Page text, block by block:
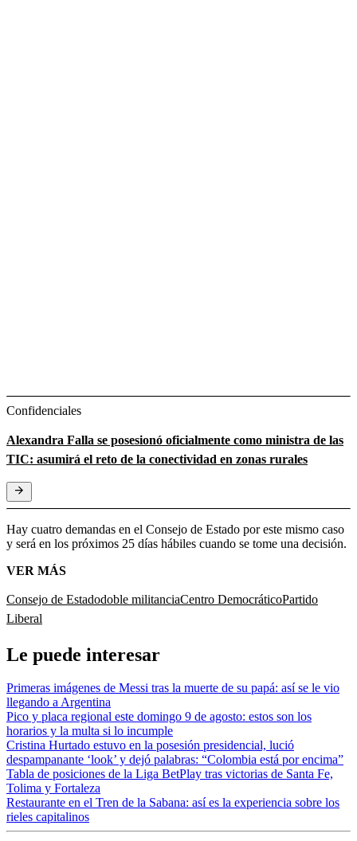
Confidenciales
Alexandra Falla se posesionó oficialmente como ministra de las
TIC: asumirá el reto de la conectividad en zonas rurales
Hay cuatro demandas en el Consejo de Estado por este mismo caso
y será en los próximos 25 días hábiles cuando se tome una decisión.
VER MÁS
Consejo de Estadodoble militanciaCentro DemocráticoPartido
Liberal
Le puede interesar
Primeras imágenes de Messi tras la muerte de su papá: así se le vio
llegando a Argentina
Pico y placa regional este domingo 9 de agosto: estos son los
horarios y la multa si lo incumple
Cristina Hurtado estuvo en la posesión presidencial, lució
despampanante ‘look’ y dejó palabras: “Colombia está por encima”
Tabla de posiciones de la Liga BetPlay tras victorias de Santa Fe,
Tolima y Fortaleza
Restaurante en el Tren de la Sabana: así es la experiencia sobre los
rieles capitalinos